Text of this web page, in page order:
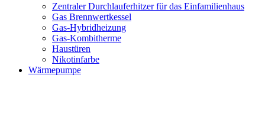
Zentraler Durchlauferhitzer für das Einfamilienhaus
Gas Brennwertkessel
Gas-Hybridheizung
Gas-Kombitherme
Haustüren
Nikotinfarbe
Wärmepumpe